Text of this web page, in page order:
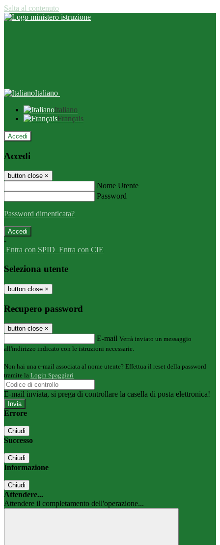
Salta al contenuto
Italiano
Italiano
Français
Accedi
Accedi
button close ×
Nome Utente
Password
Password dimenticata?
-
Entra con SPID Entra con CIE
Seleziona utente
button close ×
Recupero password
button close ×
E-mail Verrà inviato un messaggio
all'indirizzo indicato con le istruzioni necessarie.
Non hai una e-mail associata al nome utente? Effettua il reset della password
tramite la Login Spaggiari
E-mail inviata, si prega di controllare la casella di posta elettronica!
Errore
Chiudi
Successo
Chiudi
Informazione
Chiudi
Attendere...
Attendere il completamento dell'operazione...